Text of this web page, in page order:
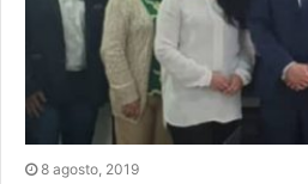
8 agosto, 2019